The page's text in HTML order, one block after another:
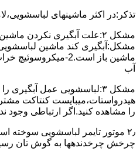
ﺗﺬﮐﺮ:در اﮐﺜﺮ ماشینهای
مشکل ۲:علت آبگیری
آب
را ﻣﺸﺎﻫﺪه کنید.اﮔﺮ ارﺗﺒﺎطی وجود
ﭼﺮﺧﺶ چرخدندهها به گوش تان